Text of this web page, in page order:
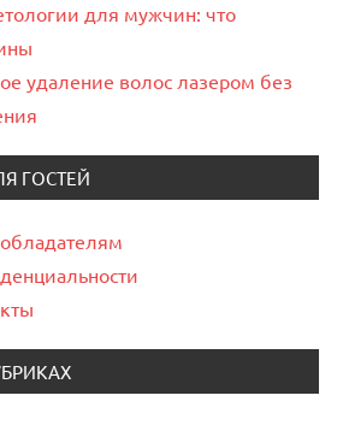
для мужчин: что
удаление волос лазером без
ГОСТЕЙ